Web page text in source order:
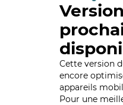
Cette version
encore
appareils
Pour une